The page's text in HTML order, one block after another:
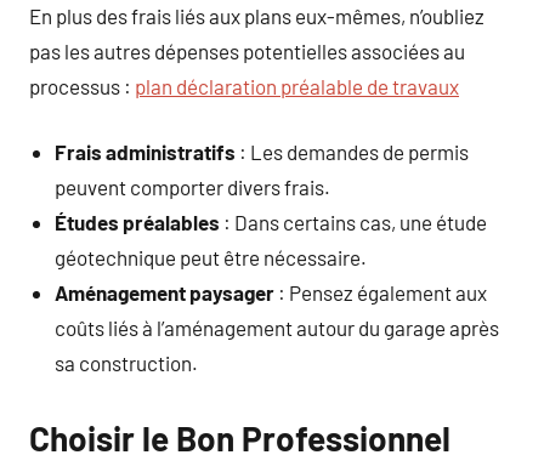
En plus des frais liés aux plans eux-mêmes, n’oubliez
pas les autres dépenses potentielles associées au
processus : plan déclaration préalable de travaux
Frais administratifs : Les demandes de permis
peuvent comporter divers frais.
Études préalables : Dans certains cas, une étude
géotechnique peut être nécessaire.
Aménagement paysager : Pensez également aux
coûts liés à l’aménagement autour du garage après
sa construction.
Choisir le Bon Professionnel